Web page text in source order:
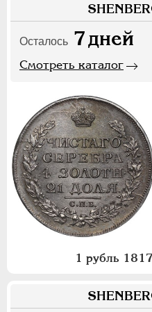
Осталось 7дней
Смотреть каталог
1 рубль